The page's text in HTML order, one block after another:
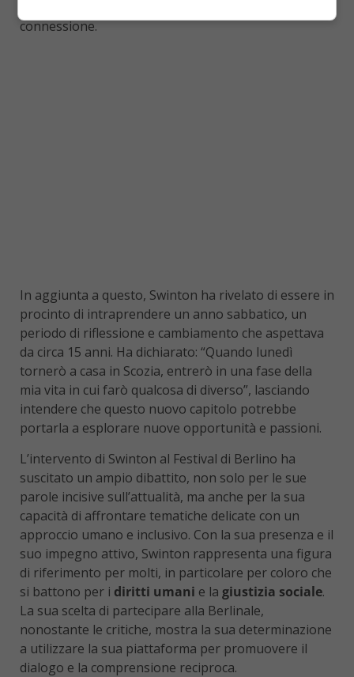
connessione.
In aggiunta a questo, Swinton ha rivelato di essere in
procinto di intraprendere un anno sabbatico, un
periodo di riflessione e cambiamento che aspettava
da circa 15 anni. Ha dichiarato: “Quando lunedì
tornerò a casa in Scozia, entrerò in una fase della
mia vita in cui farò qualcosa di diverso”, lasciando
intendere che questo nuovo capitolo potrebbe
portarla a esplorare nuove opportunità e passioni.
L’intervento di Swinton al Festival di Berlino ha
suscitato un ampio dibattito, non solo per le sue
parole incisive sull’attualità, ma anche per la sua
capacità di affrontare tematiche delicate con un
approccio umano e inclusivo. Con la sua presenza e il
suo impegno attivo, Swinton rappresenta una figura
di riferimento per molti, in particolare per coloro che
si battono per i diritti umani e la giustizia sociale.
La sua scelta di partecipare alla Berlinale,
nonostante le critiche, mostra la sua determinazione
a utilizzare la sua piattaforma per promuovere il
dialogo e la comprensione reciproca.